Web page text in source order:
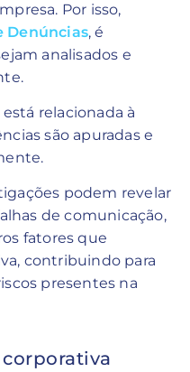
Por isso,
Denúncias, é
analisados e
está relacionada à
são apuradas e
podem revelar
de comunicação,
fatores que
contribuindo para
presentes na